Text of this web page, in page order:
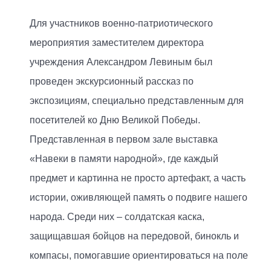
Для участников военно-патриотического
мероприятия заместителем директора
учреждения Александром Левиным был
проведен экскурсионный рассказ по
экспозициям, специально представленным для
посетителей ко Дню Великой Победы.
Представленная в первом зале выставка
«Навеки в памяти народной», где каждый
предмет и картинна не просто артефакт, а часть
истории, оживляющей память о подвиге нашего
народа. Среди них – солдатская каска,
защищавшая бойцов на передовой, бинокль и
компасы, помогавшие ориентироваться на поле